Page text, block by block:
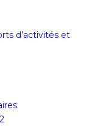
d’activités et